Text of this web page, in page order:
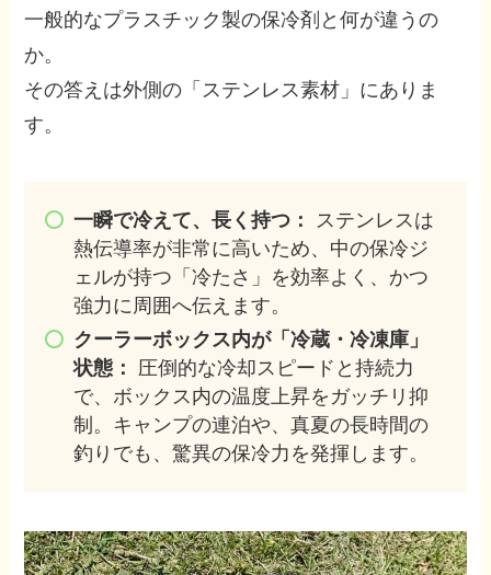
一般的なプラスチック製の保冷剤と何が違うの
か。
その答えは外側の「ステンレス素材」にありま
す。
一瞬で冷えて、長く持つ：
ステンレスは
熱伝導率が非常に高いため、中の保冷ジ
ェルが持つ「冷たさ」を効率よく、かつ
強力に周囲へ伝えます。
クーラーボックス内が「冷蔵・冷凍庫」
状態：
圧倒的な冷却スピードと持続力
で、ボックス内の温度上昇をガッチリ抑
制。キャンプの連泊や、真夏の長時間の
釣りでも、驚異の保冷力を発揮します。